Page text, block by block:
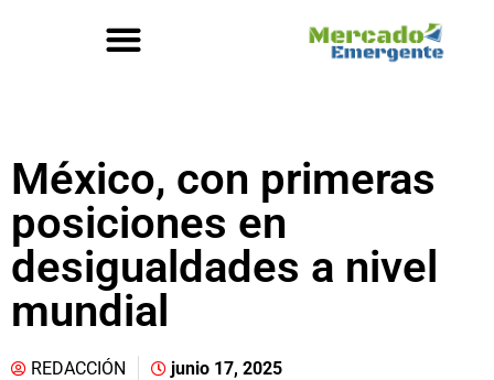
México, con primeras
posiciones en
desigualdades a nivel
mundial
REDACCIÓN junio 17, 2025